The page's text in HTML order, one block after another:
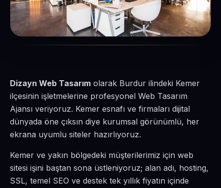
Dizayn Web Tasarım olarak Burdur ilindeki Kemer
ilçesinin işletmelerine profesyonel Web Tasarım
Ajansı veriyoruz. Kemer esnafı ve firmaları dijital
dünyada öne çıksın diye kurumsal görünümlü, her
ekrana uyumlu siteler hazırlıyoruz.
Kemer ve yakın bölgedeki müşterilerimiz için web
sitesi işini baştan sona üstleniyoruz; alan adı, hosting,
SSL, temel SEO ve destek tek yıllık fiyatın içinde